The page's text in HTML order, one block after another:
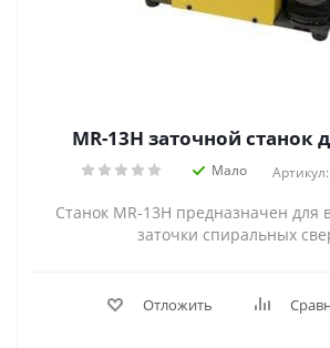
MR-13H заточной станок
Мало
Станок MR-13H предназначен для
заточки спиральных
Отложить